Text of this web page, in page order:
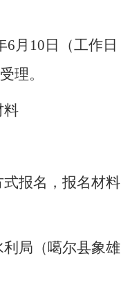
6 月 10 日（工作日
理。
料
报名，报名材料
利局（噶尔县象雄